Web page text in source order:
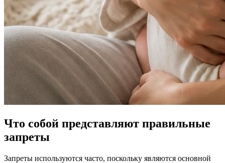
Что собой представляют правильные
запреты
Запреты используются часто, поскольку являются основной